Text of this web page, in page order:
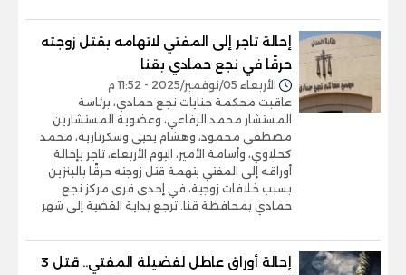
إحالة تاجر إلى المفتي لاتهامه بقتل زوجته
حرقًا في نجع حمادي بقنا
الأربعاء 05/نوفمبر/2025 - 11:52 م
عاقبت محكمة جنايات نجع حمادي، برئاسة
المستشار محمد الرفاعي، وعضوية المستشارين
مصطفى محمود، وهشام يحيى وسكرتارية، محمد
كحلاوي، وأسامة الأمير، اليوم الأربعاء، تاجر بإحالة
أوراقه إلى المفتي بتهمة قتل زوجته حرقًا بالبنزين
بسبب خلافات زوجية، في إحدى قرى مركز نجع
حمادي بمحافظة قنا. ترجع بداية القضية إلى شهر
إحالة أوراق عاطل لفضيلة المفتي.. قتل 3